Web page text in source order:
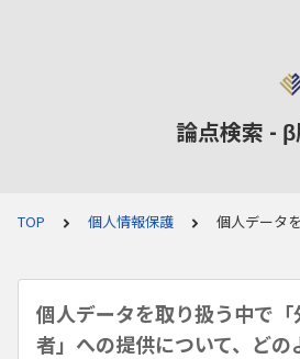
論点検索 -
TOP 個人情報保護 個人データ
個人データを取り扱う中で
者」への提供について、どの